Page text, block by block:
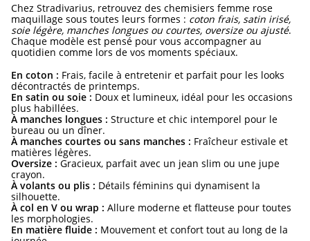
Chez Stradivarius, retrouvez des chemisiers femme rose
maquillage sous toutes leurs formes : coton frais, satin irisé,
soie légère, manches longues ou courtes, oversize ou ajusté.
Chaque modèle est pensé pour vous accompagner au
quotidien comme lors de vos moments spéciaux.
En coton : Frais, facile à entretenir et parfait pour les looks
décontractés de printemps.
En satin ou soie : Doux et lumineux, idéal pour les occasions
plus habillées.
À manches longues : Structure et chic intemporel pour le
bureau ou un dîner.
À manches courtes ou sans manches : Fraîcheur estivale et
matières légères.
Oversize : Gracieux, parfait avec un jean slim ou une jupe
crayon.
À volants ou plis : Détails féminins qui dynamisent la
silhouette.
À col en V ou wrap : Allure moderne et flatteuse pour toutes
les morphologies.
En matière fluide : Mouvement et confort tout au long de la